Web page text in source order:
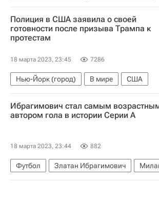
Международный олимпийский комитет
Спортивный арбитражный суд
Ричард Макларен
Полиция в США заявила о своей
готовности после призыва Трампа к
протестам
18 марта 2023, 23:45 7286
Нью-Йорк (город) В мире
США
Дональд Трамп
Майкл Коэн
NBC
Ибрагимович стал самым
автором гола в истории Серии А
18 марта 2023, 23:44 882
Футбол Златан Ибрагимович
Удинезе